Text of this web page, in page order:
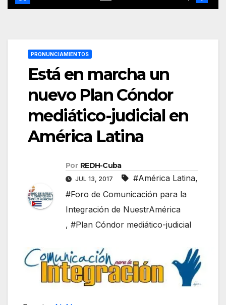
PRONUNCIAMIENTOS
Está en marcha un
nuevo Plan Cóndor
mediático-judicial en
América Latina
Por REDH-Cuba
JUL 13, 2017 #América Latina,
#Foro de Comunicación para la
Integración de NuestrAmérica
, #Plan Cóndor mediático-judicial